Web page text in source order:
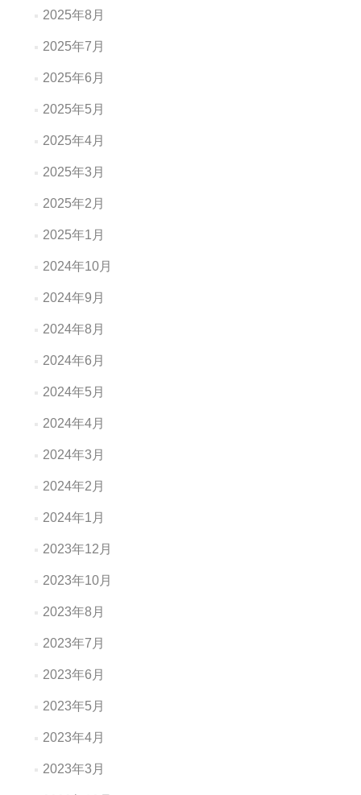
2025年8月
2025年7月
2025年6月
2025年5月
2025年4月
2025年3月
2025年2月
2025年1月
2024年10月
2024年9月
2024年8月
2024年6月
2024年5月
2024年4月
2024年3月
2024年2月
2024年1月
2023年12月
2023年10月
2023年8月
2023年7月
2023年6月
2023年5月
2023年4月
2023年3月